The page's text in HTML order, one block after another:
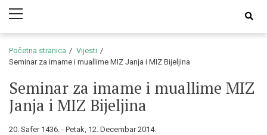
zajednice Bijeljina
Menu
Početna stranica
Vijesti
Seminar za imame i muallime MIZ Janja i MIZ Bijeljina
Seminar za imame i muallime MIZ
Janja i MIZ Bijeljina
20. Safer 1436. - Petak, 12. Decembar 2014.